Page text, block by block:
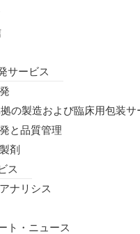
サービス
の製造および臨床用包装サ
と品質管理
剤
ス
ナリシス
ト・ニュース